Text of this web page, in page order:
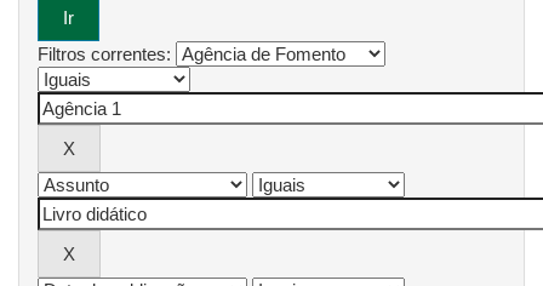
Filtros correntes: